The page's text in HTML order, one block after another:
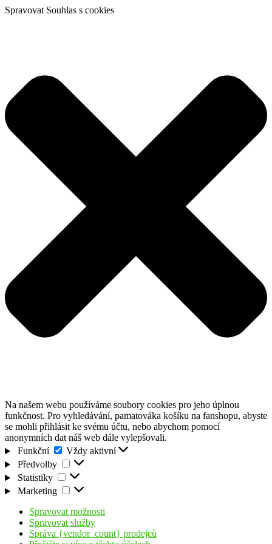
Spravovat Souhlas s cookies
Na našem webu používáme soubory cookies pro jeho úplnou
funkčnost. Pro vyhledávání, pamatováka košíku na fanshopu, abyste
se mohli přihlásit ke svému účtu, nebo abychom pomocí
anonymních dat náš web dále vylepšovali.
Funkční
Funkční
Vždy aktivní
Předvolby
Předvolby
Statistiky
Statistiky
Marketing
Marketing
Spravovat možnosti
Spravovat služby
Správa {vendor_count} prodejců